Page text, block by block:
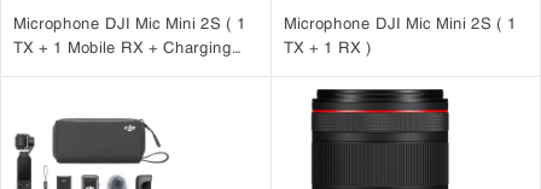
Microphone DJI Mic Mini 2S ( 1
TX + 1 Mobile RX + Charging
Microphone DJI Mic Mini 2S ( 1
TX + 1 RX )